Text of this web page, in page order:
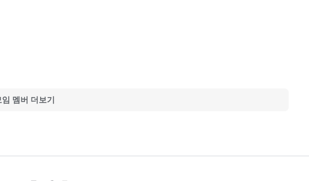
임 멤버 더보기